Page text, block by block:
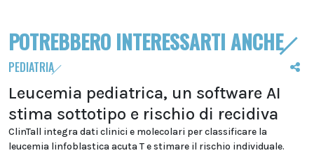
POTREBBERO INTERESSARTI ANCHE
PEDIATRIA
Leucemia pediatrica, un software AI
stima sottotipo e rischio di recidiva
ClinTall integra dati clinici e molecolari per classificare la
leucemia linfoblastica acuta T e stimare il rischio individuale.